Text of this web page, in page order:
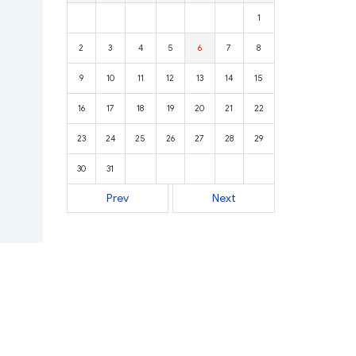
Prev Next
1
2 3 4 5 6 7 8
9 10 11 12 13 14 15
16 17 18 19 20 21 22
23 24 25 26 27 28 29
30 31